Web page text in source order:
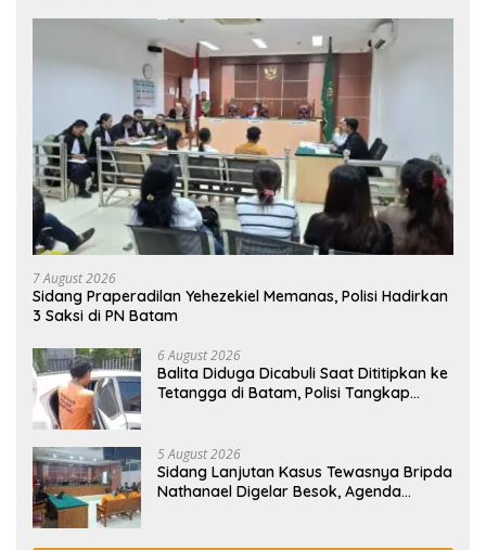
7 August 2026
Sidang Praperadilan Yehezekiel Memanas, Polisi Hadirkan
3 Saksi di PN Batam
6 August 2026
Balita Diduga Dicabuli Saat Dititipkan ke
Tetangga di Batam, Polisi Tangkap
5 August 2026
Sidang Lanjutan Kasus Tewasnya Bripda
Nathanael Digelar Besok, Agenda